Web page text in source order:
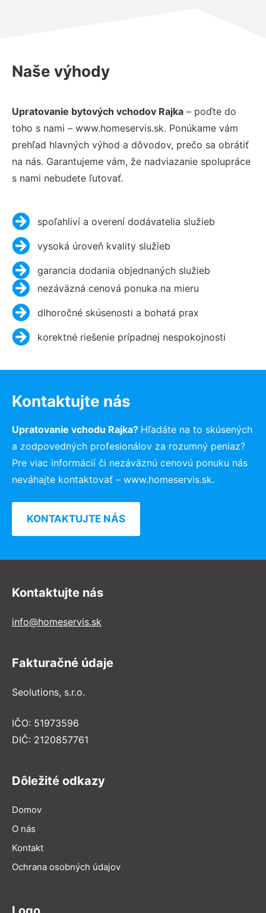
Naše výhody
Upratovanie bytových vchodov Rajka – poďte do
toho s nami – www.homeservis.sk. Ponúkame vám
prehľad hlavných výhod a dôvodov, prečo sa obrátiť
na nás. Garantujeme vám, že nadviazanie spolupráce
s nami nebudete ľutovať.
spoľahliví a overení dodávatelia služieb
vysoká úroveň kvality služieb
garancia dodania objednaných služieb
nezáväzná cenová ponuka na mieru
dlhoročné skúsenosti a bohatá prax
korektné riešenie prípadnej nespokojnosti
Kontaktujte nás
Upratovanie vchodu Rajka? Hľadáte na to skúsených
a zodpovedných profesionálov za rozumný peniaz?
Pre viac informácií či nezáväznú cenovú ponuku nás
neváhajte kontaktovať – www.homeservis.sk.
KONTAKTUJTE NÁS
Kontaktujte nás
info@homeservis.sk
Fakturačné údaje
Seolutions, s.r.o.
IČO: 51973596
DIČ: 2120857761
Dôležité odkazy
Domov
O nás
Kontakt
Ochrana osobných údajov